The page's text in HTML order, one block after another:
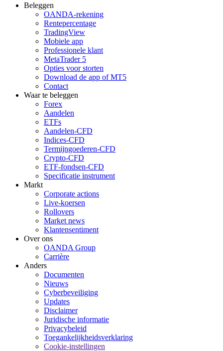
Beleggen
OANDA-rekening
Rentepercentage
TradingView
Mobiele app
Professionele klant
MetaTrader 5
Opties voor storten
Download de app of MT5
Contact
Waar te beleggen
Forex
Aandelen
ETFs
Aandelen-CFD
Indices-CFD
Termijngoederen-CFD
Crypto-CFD
ETF-fondsen-CFD
Specificatie instrument
Markt
Corporate actions
Live-koersen
Rollovers
Market news
Klantensentiment
Over ons
OANDA Group
Carrière
Anders
Documenten
Nieuws
Cyberbeveiliging
Updates
Disclaimer
Juridische informatie
Privacybeleid
Toegankelijkheidsverklaring
Cookie-instellingen